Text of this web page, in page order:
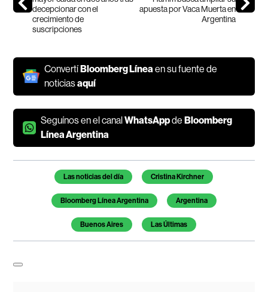
decepcionar con el
crecimiento de
suscripciones
apuesta por Vaca Muerta en
Argentina
ConvertíBloomberg Línea en su fuente de
noticiasaquí
Seguínos en el canalWhatsAppdeBloomberg
Línea Argentina
Temas de este artículo
Las noticias del día Cristina Kirchner
Bloomberg Línea Argentina Argentina
Buenos Aires Las Últimas